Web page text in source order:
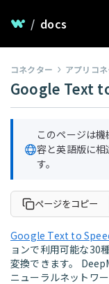
/ docs
コネクター アプリコ
Google Text
このページは
容と英語版に
す。
ページをコピー
Google Text to
ョンで利用可能な30
変換できます。
ニューラルネットワ